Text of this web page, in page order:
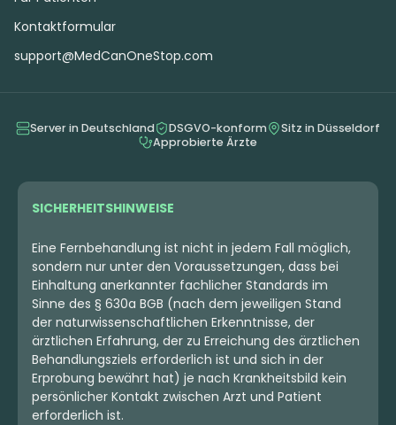
Kontaktformular
support@MedCanOneStop.com
Server in Deutschland DSGVO-konform
Sitz in Düsseldorf
Approbierte Ärzte
SICHERHEITSHINWEISE
Eine Fernbehandlung ist nicht in jedem Fall möglich,
sondern nur unter den Voraussetzungen, dass bei
Einhaltung anerkannter fachlicher Standards im
Sinne des § 630a BGB (nach dem jeweiligen Stand
der naturwissenschaftlichen Erkenntnisse, der
ärztlichen Erfahrung, der zu Erreichung des ärztlichen
Behandlungsziels erforderlich ist und sich in der
Erprobung bewährt hat) je nach Krankheitsbild kein
persönlicher Kontakt zwischen Arzt und Patient
erforderlich ist.